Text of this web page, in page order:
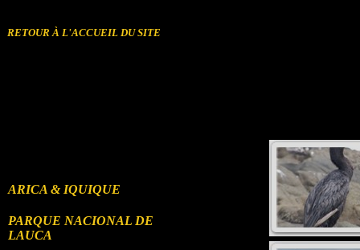
RETOUR À L'ACCUEIL DU SITE
ARICA & IQUIQUE
PARQUE NACIONAL DE
LAUCA